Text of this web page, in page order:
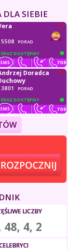
DLA SIEBIE
DOSTĘPNY
PORAD
DOSTĘPNY
Doradca
PORAD
LICZBY
48, 4, 2